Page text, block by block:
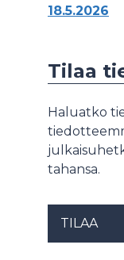
18.5.2026
Tilaa
Haluatko
tahansa.
TILAA